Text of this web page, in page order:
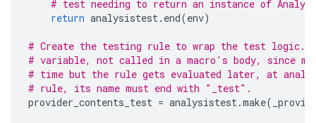
# test needing to return an instance of
return analysistest. end(env)
# Create the testing rule to wrap the test logic.
# variable, not called in a macro's body, since
# time but the rule gets evaluated later, at
# rule, its name must end with "_test".
provider_contents_test = analysistest.make(